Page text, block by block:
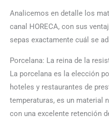
Analicemos en detalle los
canal HORECA, con sus
sepas exactamente cuál se
Porcelana: La reina de la
La porcelana es la elección
hoteles y restaurantes de
temperaturas, es un material
con una excelente retención